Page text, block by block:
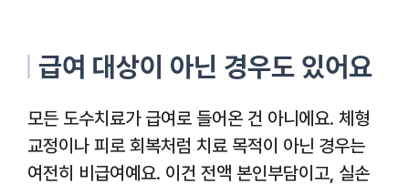
급여 대상이 아닌 경우도 있어요
모든 도수치료가 급여로 들어온 건 아니에요. 체형
교정이나 피로 회복처럼 치료 목적이 아닌 경우는
여전히 비급여예요. 이건 전액 본인부담이고, 실손